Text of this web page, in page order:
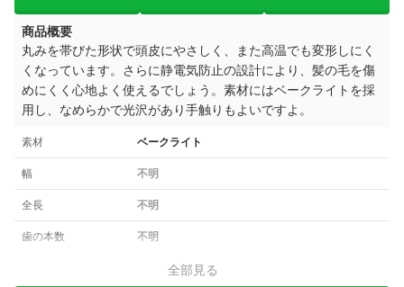
商品概要
丸みを帯びた形状で頭皮にやさしく、また高温でも変形しにく
くなっています。さらに静電気防止の設計により、髪の毛を傷
めにくく心地よく使えるでしょう。素材にはベークライトを採
用し、なめらかで光沢があり手触りもよいですよ。
素材 ベークライト
幅 不明
全長 不明
歯の本数 不明
全部見る